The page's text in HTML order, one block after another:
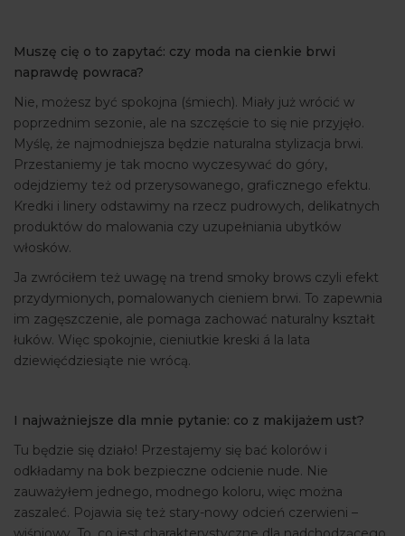
Muszę cię o to zapytać: czy moda na cienkie brwi
naprawdę powraca?
Nie, możesz być spokojna (śmiech). Miały już wrócić w
poprzednim sezonie, ale na szczęście to się nie przyjęło.
Myślę, że najmodniejsza będzie naturalna stylizacja brwi.
Przestaniemy je tak mocno wyczesywać do góry,
odejdziemy też od przerysowanego, graficznego efektu.
Kredki i linery odstawimy na rzecz pudrowych, delikatnych
produktów do malowania czy uzupełniania ubytków
włosków.
Ja zwróciłem też uwagę na trend smoky brows czyli efekt
przydymionych, pomalowanych cieniem brwi. To zapewnia
im zagęszczenie, ale pomaga zachować naturalny kształt
łuków. Więc spokojnie, cieniutkie kreski á la lata
dziewięćdziesiąte nie wrócą.
I najważniejsze dla mnie pytanie: co z makijażem ust?
Tu będzie się działo! Przestajemy się bać kolorów i
odkładamy na bok bezpieczne odcienie nude. Nie
zauważyłem jednego, modnego koloru, więc można
zaszaleć. Pojawia się też stary-nowy odcień czerwieni –